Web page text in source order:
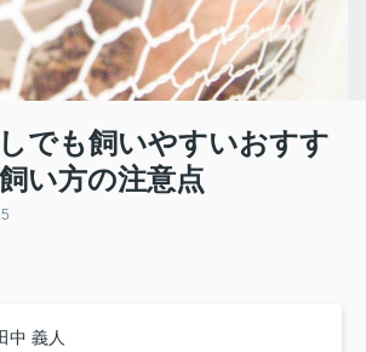
でも飼いやすいおすす
い方の注意点
中 義人